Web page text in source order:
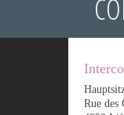
Rue des